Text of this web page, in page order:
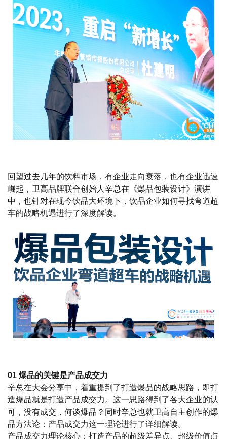
回望过去几年的饮料市场，有企业走向衰落，也有企业迅速
崛起，卫高品牌联合创始人辛总在《爆品包装设计》演讲
中，也针对在现今饮品大环境下，饮品企业如何寻找弯道超
车的战略机遇进行了深度解读。
01 爆品的关键是产品成交力
辛总在大会分享中，着重提到了打造爆品的战略思路，即打
造爆品就是打造产品成交力。这一思路得到了各大企业的认
可，没有成交，何谈爆品？同时辛总也就卫高自主创作的爆
品方法论：产品成交力这一理论进行了详细解读。
产品成交力理论核心：打造产品的超级差异点、超级价值点